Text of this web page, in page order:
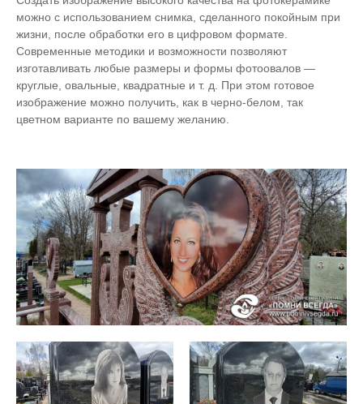
можно с использованием снимка, сделанного покойным при
жизни, после обработки его в цифровом формате.
Современные методики и возможности позволяют
изготавливать любые размеры и формы фотоовалов —
круглые, овальные, квадратные и т. д. При этом готовое
изображение можно получить, как в черно-белом, так
цветном варианте по вашему желанию.